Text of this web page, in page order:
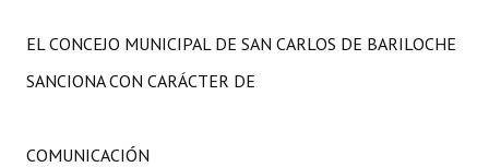
EL CONCEJO MUNICIPAL DE SAN CARLOS DE BARILOCHE
SANCIONA CON CARÁCTER DE
COMUNICACIÓN